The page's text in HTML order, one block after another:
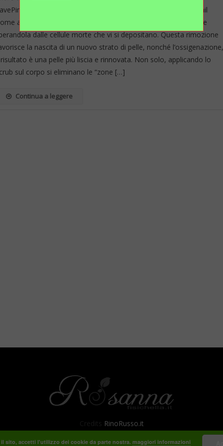
agisce lo scrub fai da te? Esercita un’esfoliazione della pelle
dalle cellule morte che vi si depositano. Questa rimozione
la nascita di un nuovo strato di pelle, nonché l’ossigenazione,
è una pelle più liscia e rinnovata. Non solo, applicando lo
sul corpo si eliminano le “zone […]
Continua a leggere
RinoRusso.it
sito, accetti l'utilizzo dei cookie da parte nostra. maggiori informazioni